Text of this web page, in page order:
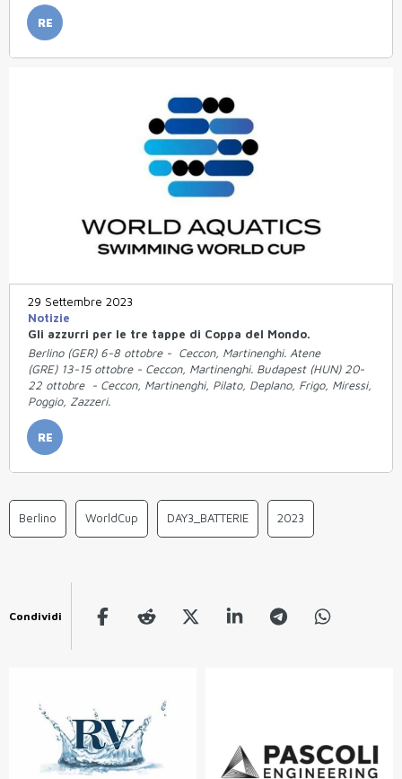
RE
29 Settembre 2023
Notizie
Gli azzurri per le tre tappe di Coppa del Mondo.
Berlino (GER) 6-8 ottobre - Ceccon, Martinenghi. Atene
(GRE) 13-15 ottobre - Ceccon, Martinenghi. Budapest (HUN) 20-
22 ottobre - Ceccon, Martinenghi, Pilato, Deplano, Frigo, Miressi,
Poggio, Zazzeri.
RE
Berlino WorldCup DAY3_BATTERIE 2023
Condividi